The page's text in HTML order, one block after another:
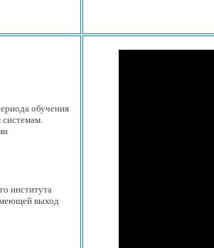
обучения
системам.
института
выход